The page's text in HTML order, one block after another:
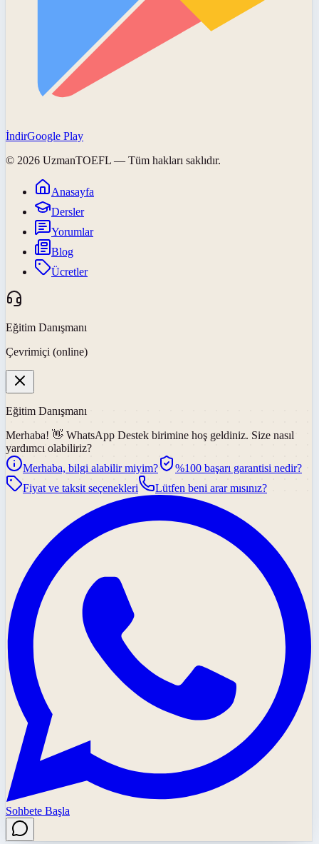
İndirGoogle Play
© 2026 UzmanTOEFL — Tüm hakları saklıdır.
Anasayfa
Dersler
Yorumlar
Blog
Ücretler
Eğitim Danışmanı
Çevrimiçi (online)
Eğitim Danışmanı
Merhaba! 👋 WhatsApp Destek birimine hoş geldiniz. Size nasıl
yardımcı olabiliriz?
Merhaba, bilgi alabilir miyim?
%100 başarı garantisi nedir?
Fiyat ve taksit seçenekleri
Lütfen beni arar mısınız?
Sohbete Başla